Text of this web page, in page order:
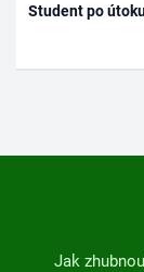
Student po
Jak